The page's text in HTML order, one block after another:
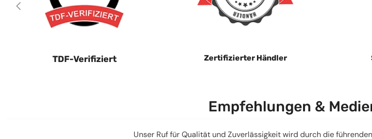
TDF-Verifiziert Zertifizierter Händler
Empfehlungen &
Unser Ruf für Qualität und Zuverlässigkeit wird durch die